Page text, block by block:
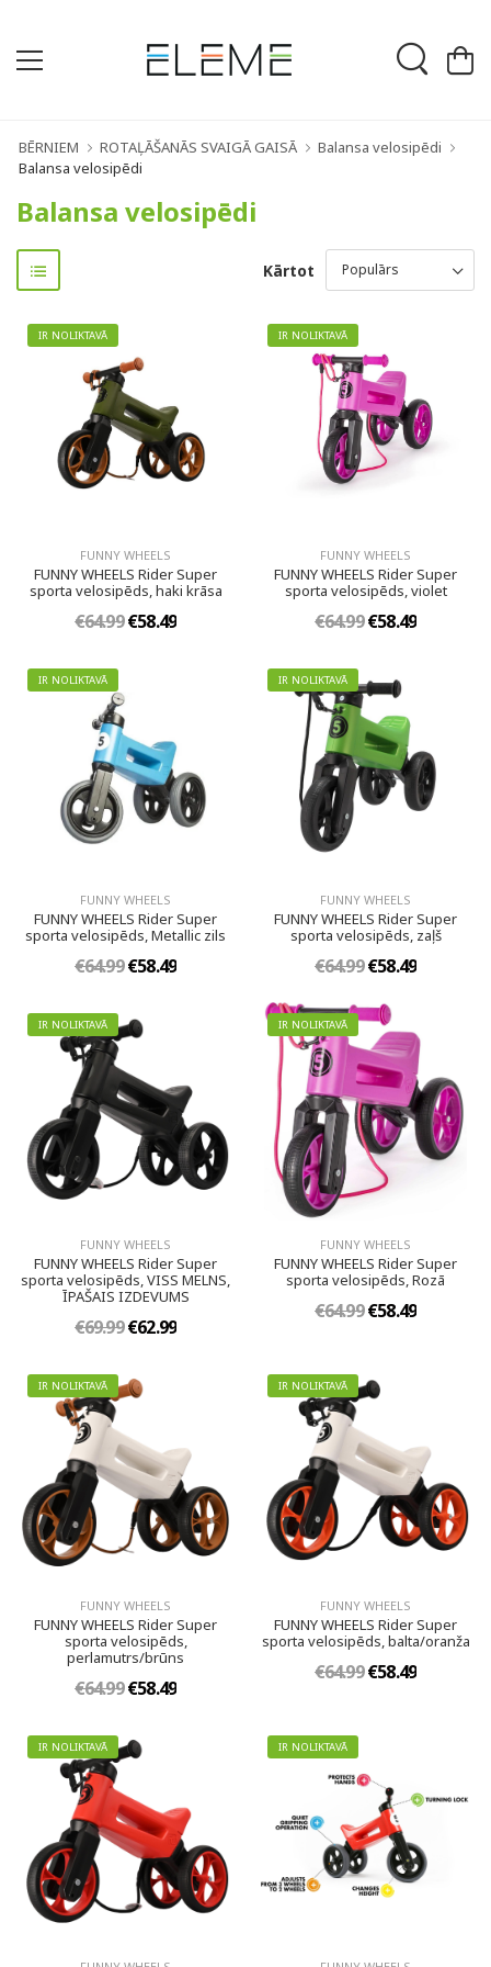
BĒRNIEM ROTAĻĀŠANĀS SVAIGĀ GAISĀ
Balansa velosipēdi
Balansa velosipēdi
Balansa velosipēdi
Kārtot
IR NOLIKTAVĀ
FUNNY WHEELS
FUNNY WHEELS Rider Super
sporta velosipēds, haki krāsa
€64.99€58.49
IR NOLIKTAVĀ
FUNNY WHEELS
FUNNY WHEELS Rider Super
sporta velosipēds, violet
€64.99€58.49
IR NOLIKTAVĀ
FUNNY WHEELS
FUNNY WHEELS Rider Super
sporta velosipēds, Metallic zils
€64.99€58.49
IR NOLIKTAVĀ
FUNNY WHEELS
FUNNY WHEELS Rider Super
sporta velosipēds, zaļš
€64.99€58.49
IR NOLIKTAVĀ
FUNNY WHEELS
FUNNY WHEELS Rider Super
sporta velosipēds, VISS MELNS,
ĪPAŠAIS IZDEVUMS
€69.99€62.99
IR NOLIKTAVĀ
FUNNY WHEELS
FUNNY WHEELS Rider Super
sporta velosipēds, Rozā
€64.99€58.49
IR NOLIKTAVĀ
FUNNY WHEELS
FUNNY WHEELS Rider Super
sporta velosipēds,
perlamutrs/brūns
€64.99€58.49
IR NOLIKTAVĀ
FUNNY WHEELS
FUNNY WHEELS Rider Super
sporta velosipēds, balta/oranža
€64.99€58.49
IR NOLIKTAVĀ IR NOLIKTAVĀ